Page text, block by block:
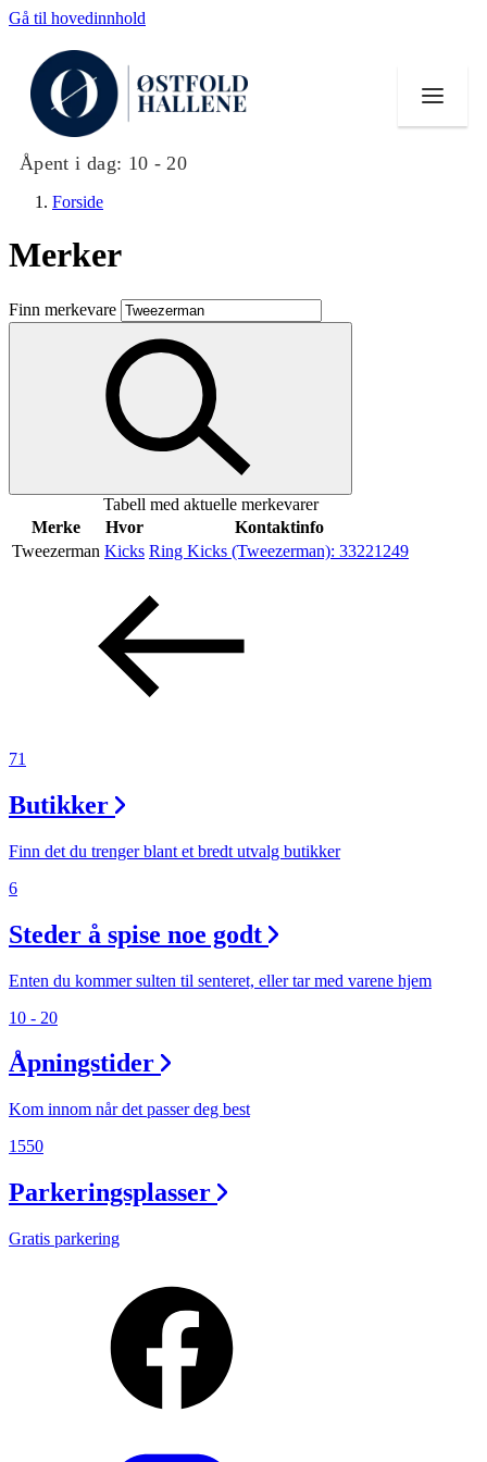
Gå til hovedinnhold
Åpent i dag: 10 - 20
Butikker
Mat og drikke
Aktiviteter
Inspirasjon
Gavekort
Forside
Merker
Finn merkevare
Tabell med aktuelle merkevarer
Merke
Hvor
Kontaktinfo
Tweezerman Kicks Ring Kicks (Tweezerman): 33221249
71
Butikker
Finn det du trenger blant et bredt utvalg butikker
6
Steder å spise noe godt
Enten du kommer sulten til senteret, eller tar med varene hjem
10 - 20
Åpningstider
Kom innom når det passer deg best
1550
Parkeringsplasser
Gratis parkering